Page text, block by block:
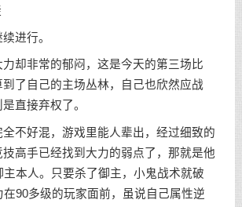
进行。
却非常的郁闷，这是今天的第三场比
了自己的主场丛林，自己也欣然应战
直接弃权了。
不好混，游戏里能人辈出，经过细致的
高手已经找到大力的弱点了，那就是他
本人。只要杀了御主，小鬼战术就破
在90多级的玩家面前，虽说自己属性逆